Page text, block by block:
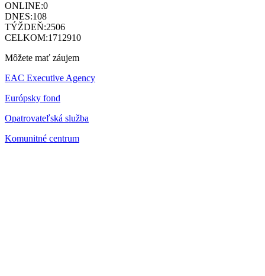
ONLINE:0
DNES:108
TÝŽDEŇ:2506
CELKOM:1712910
Môžete mať záujem
EAC Executive Agency
Európsky fond
Opatrovateľská služba
Komunitné centrum